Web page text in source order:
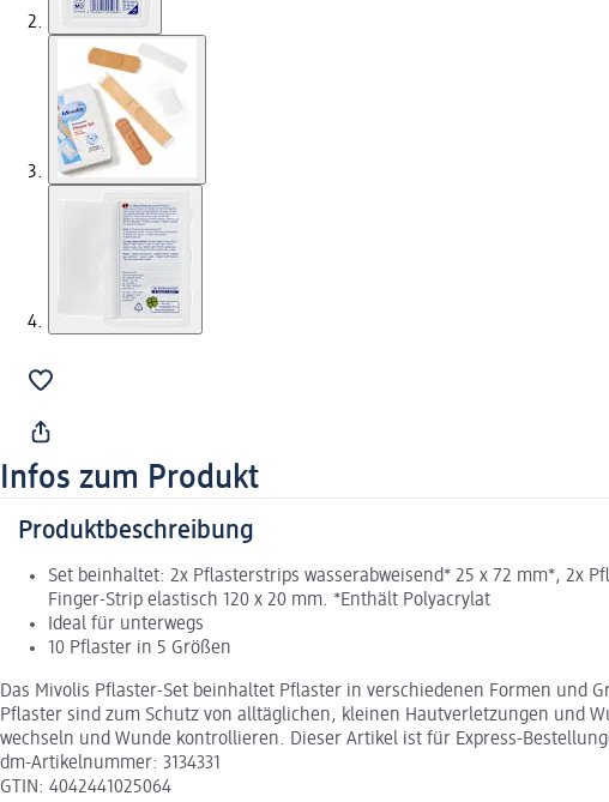
Infos zum Produkt
Produktbeschreibung
Set beinhaltet: 2x Pflasterstrips wasserabweisend* 25 x 72 mm*, 2x
Finger-Strip elastisch 120 x 20 mm. *Enthält Polyacrylat
Ideal für unterwegs
10 Pflaster in 5 Größen
Das Mivolis Pflaster-Set beinhaltet Pflaster in verschiedenen Formen und
Pflaster sind zum Schutz von alltäglichen, kleinen Hautverletzungen und
wechseln und Wunde kontrollieren. Dieser Artikel ist für Express-
dm-Artikelnummer: 3134331
GTIN: 4042441025064